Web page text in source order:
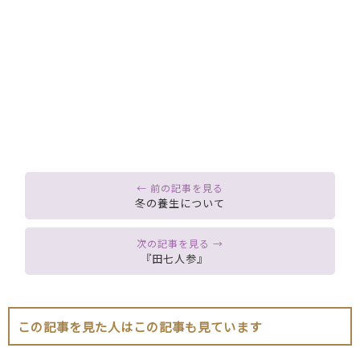
冬の養生について
『田七人参』
この記事を見た人はこの記事も見ています